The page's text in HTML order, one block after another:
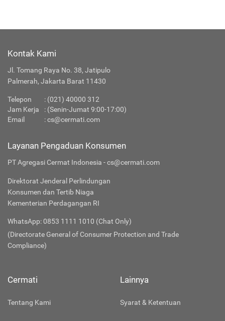
Kontak Kami
Jl. Tomang Raya No. 38, Jatipulo
Palmerah, Jakarta Barat 11430
Telepon : (021) 40000 312
Jam Kerja
: (Senin-Jumat 9:00-17:00)
Email
:cs@cermati.com
Layanan Pengaduan Konsumen
PT Agregasi Cermat Indonesia - cs@cermati.com
Direktorat Jenderal Perlindungan
Konsumen dan Tertib Niaga
Kementerian Perdagangan RI
WhatsApp: 0853 1111 1010 (Chat Only)
(Directorate General of Consumer Protection and Trade
Compliance)
Cermati
Tentang Kami
Lainnya
Syarat & Ketentuan